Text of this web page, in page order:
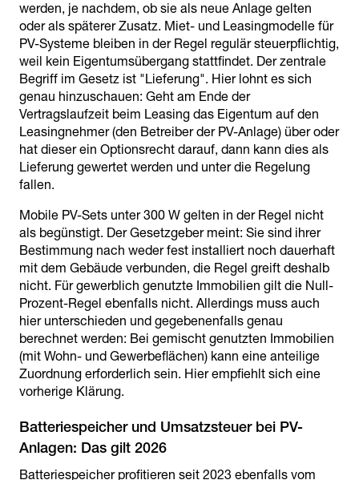
werden, je nachdem, ob sie als neue Anlage gelten
oder als späterer Zusatz. Miet- und Leasingmodelle für
PV-Systeme bleiben in der Regel regulär steuerpflichtig,
weil kein Eigentumsübergang stattfindet. Der zentrale
Begriff im Gesetz ist "Lieferung". Hier lohnt es sich
genau hinzuschauen: Geht am Ende der
Vertragslaufzeit beim Leasing das Eigentum auf den
Leasingnehmer (den Betreiber der PV-Anlage) über oder
hat dieser ein Optionsrecht darauf, dann kann dies als
Lieferung gewertet werden und unter die Regelung
fallen.
Mobile PV-Sets unter 300 W gelten in der Regel nicht
als begünstigt. Der Gesetzgeber meint: Sie sind ihrer
Bestimmung nach weder fest installiert noch dauerhaft
mit dem Gebäude verbunden, die Regel greift deshalb
nicht. Für gewerblich genutzte Immobilien gilt die Null-
Prozent-Regel ebenfalls nicht. Allerdings muss auch
hier unterschieden und gegebenenfalls genau
berechnet werden: Bei gemischt genutzten Immobilien
(mit Wohn- und Gewerbeflächen) kann eine anteilige
Zuordnung erforderlich sein. Hier empfiehlt sich eine
vorherige Klärung.
Batteriespeicher und Umsatzsteuer bei PV-
Batteriespeicher profitieren seit 2023 ebenfalls vom